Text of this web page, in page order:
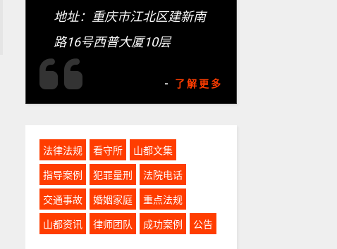
地址：重庆市江北区建新南
路16号西普大厦10层
- 了解更多
法律法规 看守所 山都文集
指导案例 犯罪量刑 法院电话
交通事故 婚姻家庭 重点法规
山都资讯 律师团队 成功案例 公告